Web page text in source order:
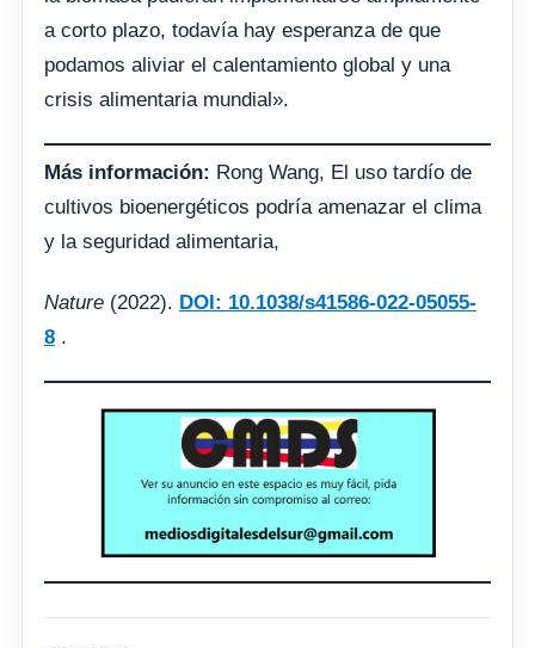
a corto plazo, todavía hay esperanza de que
podamos aliviar el calentamiento global y una
crisis alimentaria mundial».
Más información: Rong Wang, El uso tardío de
cultivos bioenergéticos podría amenazar el clima
y la seguridad alimentaria,
Nature (2022). DOI: 10.1038/s41586-022-05055-
8 .